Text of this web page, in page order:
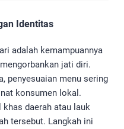
Identitas
adalah kemampuannya
jati diri.
penyesuaian menu sering
konsumen lokal.
daerah atau lauk
tersebut. Langkah ini